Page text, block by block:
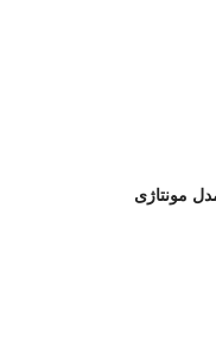
مونتاژی